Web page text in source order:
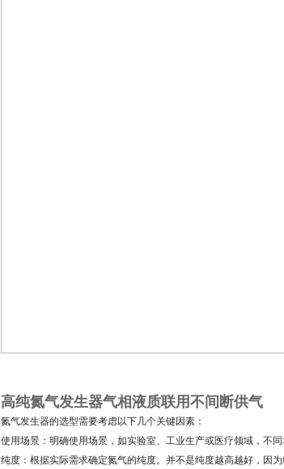
高纯氮气发生器气相液质联用不间断供气
氮气发生器的选型需要考虑以下几个关键因素：
使用场景：明确使用场景，如实验室、工业生产或医疗领域，不
纯度：根据实际需求确定氮气的纯度。并不是纯度越高越好，因